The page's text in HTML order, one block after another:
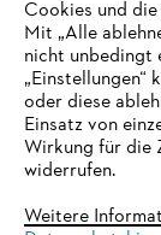
Online
Service
IHR
eine optimale
Cookies und
Mit „Alle
nicht unbedingt
„Einstellungen“
oder diese
Einsatz von
Wirkung für die
widerrufen.
Weitere